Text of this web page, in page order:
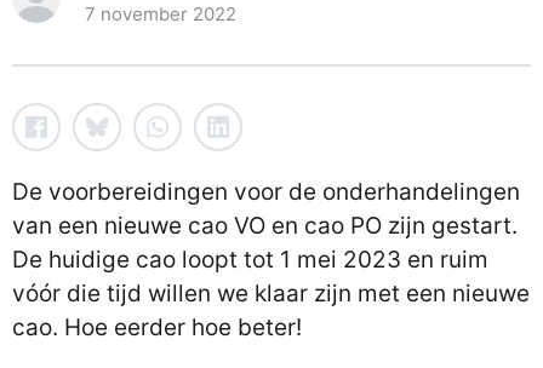
7 november 2022
De voorbereidingen voor de onderhandelingen
van een nieuwe cao VO en cao PO zijn gestart.
De huidige cao loopt tot 1 mei 2023 en ruim
vóór die tijd willen we klaar zijn met een nieuwe
cao. Hoe eerder hoe beter!